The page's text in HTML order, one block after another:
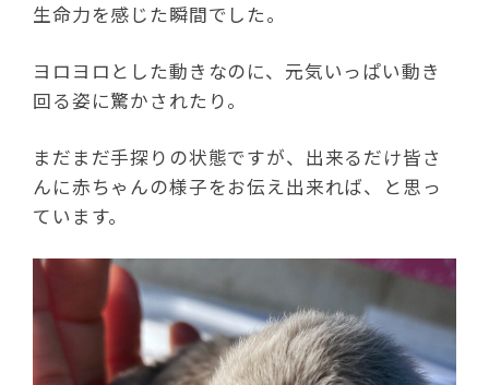
生命力を感じた瞬間でした。
ヨロヨロとした動きなのに、元気いっぱい動き
回る姿に驚かされたり。
まだまだ手探りの状態ですが、出来るだけ皆さ
んに赤ちゃんの様子をお伝え出来れば、と思っ
ています。